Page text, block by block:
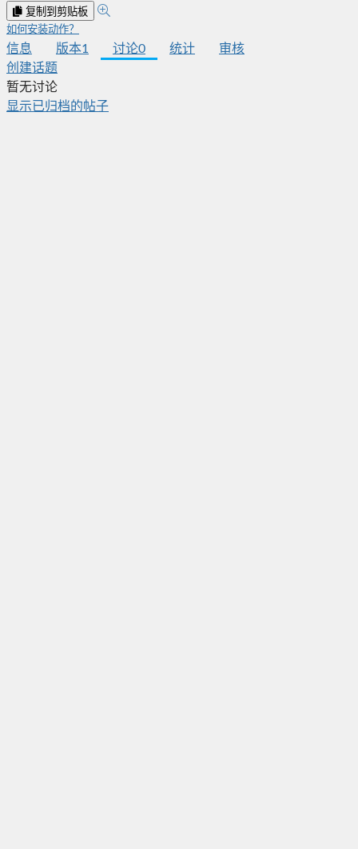
复制到剪贴板
如何安装动作？
信息 版本1 讨论0 统计
审核
创建话题
暂无讨论
显示已归档的帖子